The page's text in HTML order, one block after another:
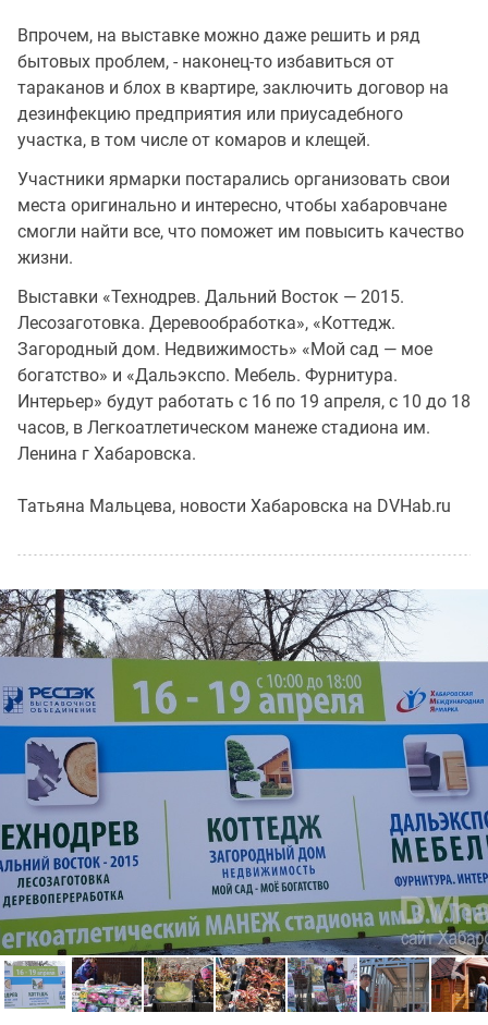
Впрочем, на выставке можно даже решить и ряд
бытовых проблем, - наконец-то избавиться от
тараканов и блох в квартире, заключить договор на
дезинфекцию предприятия или приусадебного
участка, в том числе от комаров и клещей.
Участники ярмарки постарались организовать свои
места оригинально и интересно, чтобы хабаровчане
смогли найти все, что поможет им повысить качество
жизни.
Выставки «Технодрев. Дальний Восток — 2015.
Лесозаготовка. Деревообработка», «Коттедж.
Загородный дом. Недвижимость» «Мой сад — мое
богатство» и «Дальэкспо. Мебель. Фурнитура.
Интерьер» будут работать с 16 по 19 апреля, с 10 до 18
часов, в Легкоатлетическом манеже стадиона им.
Ленина г Хабаровска.
Татьяна Мальцева, новости Хабаровска на DVHab.ru